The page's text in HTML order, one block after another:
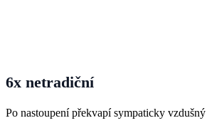
6x netradiční
Po nastoupení překvapí sympaticky